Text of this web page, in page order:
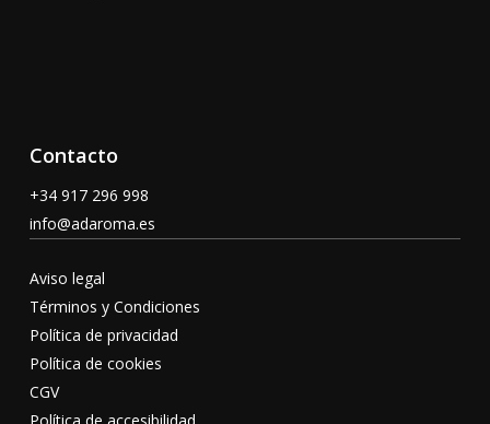
Contacto
+34 917 296 998
info@adaroma.es
Aviso legal
Términos y Condiciones
Política de privacidad
Política de cookies
CGV